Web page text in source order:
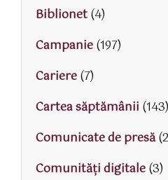
Biblionet(4)
Campanie(197)
Cariere(7)
Cartea săptămânii (143)
Comunicate de presă
Comunități digitale(3)